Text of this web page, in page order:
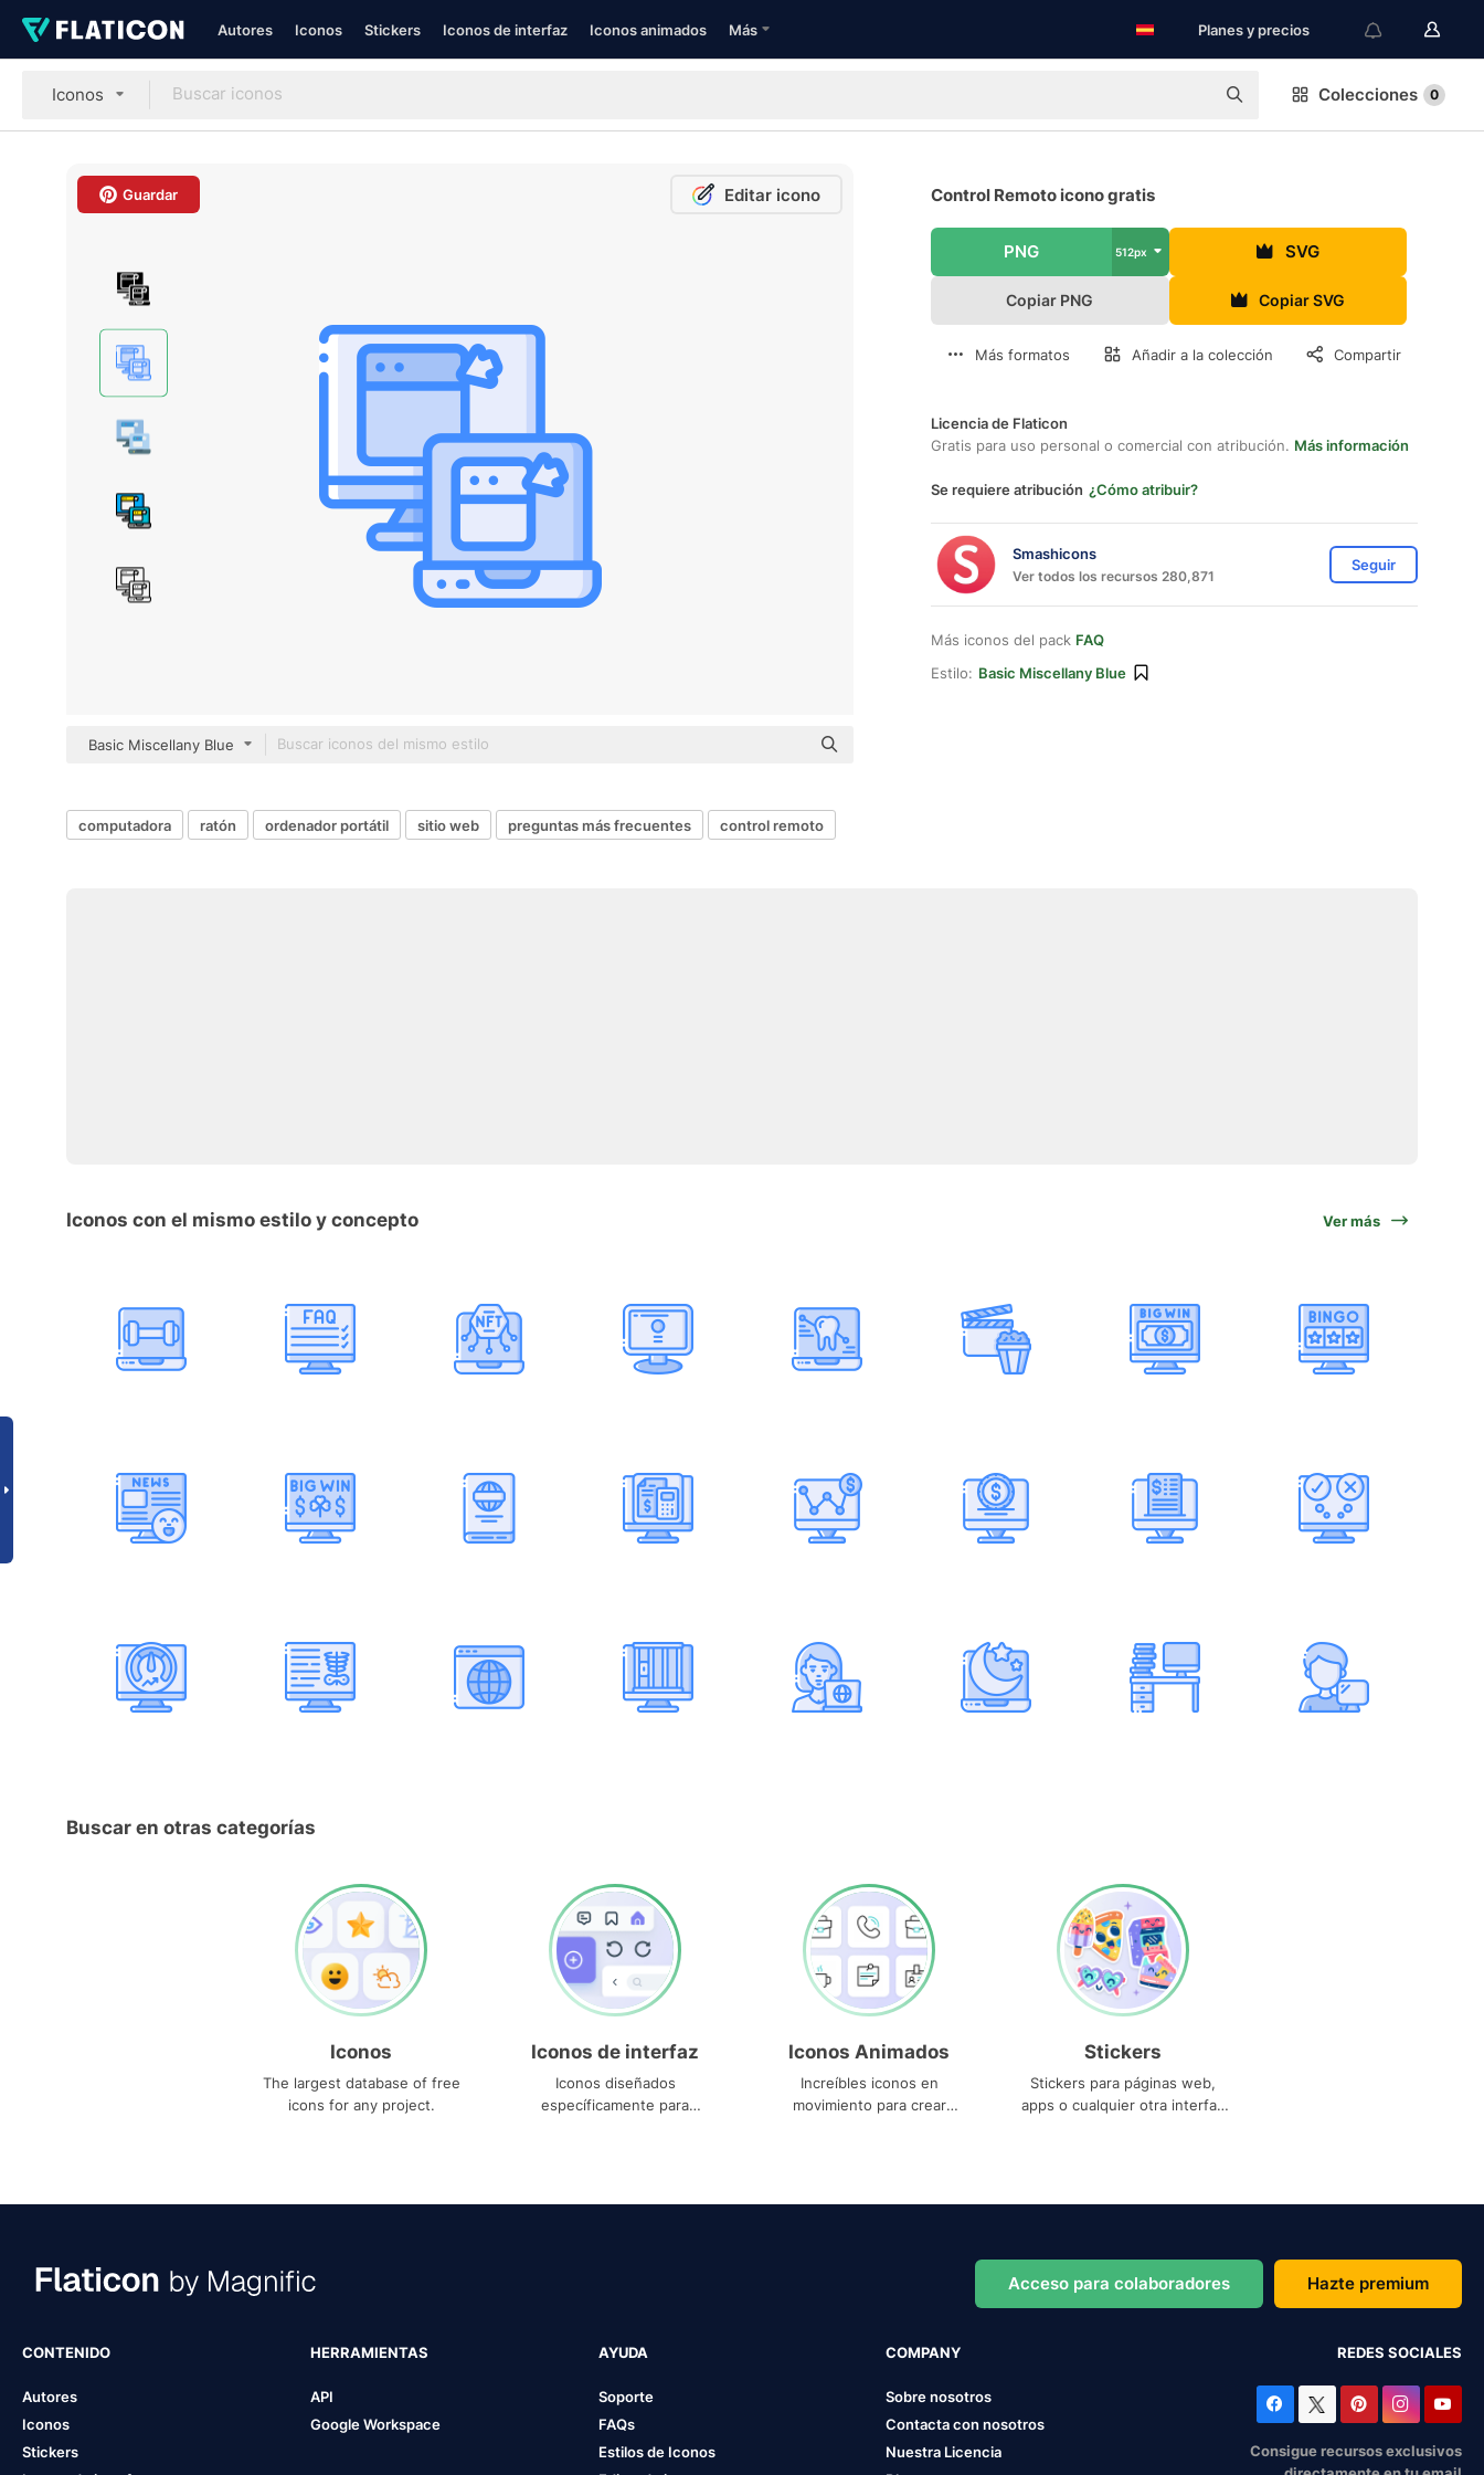
Autores Iconos Stickers Iconos de interfaz Iconos animados Más Planes y precios
Iconos Colecciones 0
Guardar Editar icono
Basic Miscellany Blue
Control Remoto icono gratis
PNG 512px SVG
Copiar PNG Copiar SVG
Más formatos Añadir a la colección Compartir
Licencia de Flaticon
Gratis para uso personal o comercial con atribución. Más información
Se requiere atribución ¿Cómo atribuir?
Smashicons
Ver todos los recursos 280,871
Seguir
Más iconos del pack FAQ
Estilo: Basic Miscellany Blue
computadora ratón ordenador portátil sitio web preguntas más frecuentes control remoto
Iconos con el mismo estilo y concepto Ver más
Buscar en otras categorías
Iconos
The largest database of free
icons for any project.
Iconos de interfaz
Iconos diseñados
específicamente para
Iconos Animados
Increíbles iconos en
movimiento para crear
Stickers
Stickers para páginas web,
apps o cualquier otra interfaz
Acceso para colaboradores Hazte premium
CONTENIDO
Autores
Iconos
Stickers
HERRAMIENTAS
API
Google Workspace
AYUDA
Soporte
FAQs
Estilos de Iconos
COMPANY
Sobre nosotros
Contacta con nosotros
Nuestra Licencia
REDES SOCIALES
Consigue recursos exclusivos